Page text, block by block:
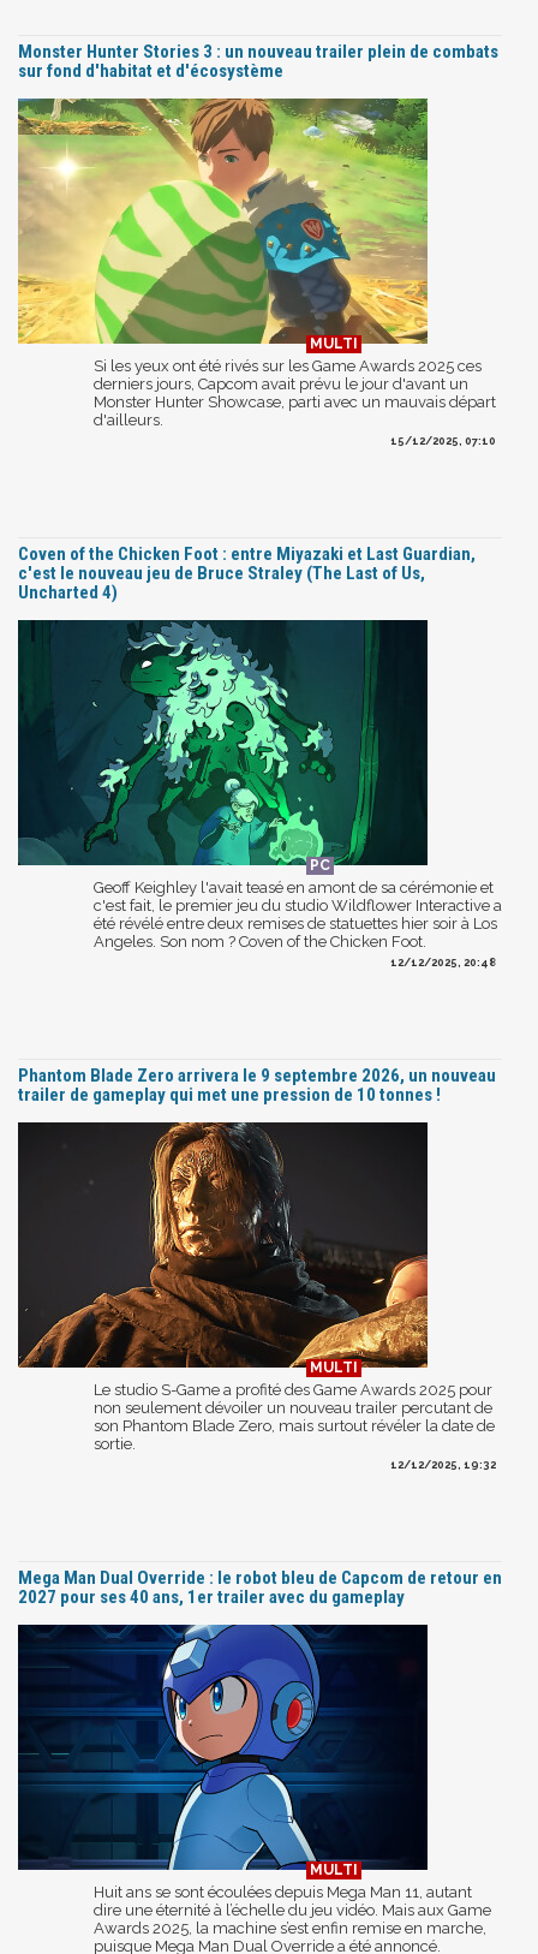
Monster Hunter Stories 3 : un nouveau trailer plein de combats
sur fond d'habitat et d'écosystème
Si les yeux ont été rivés sur les Game Awards 2025 ces
derniers jours, Capcom avait prévu le jour d'avant un
Monster Hunter Showcase, parti avec un mauvais départ
d'ailleurs.
15/12/2025, 07:10
Coven of the Chicken Foot : entre Miyazaki et Last Guardian,
c'est le nouveau jeu de Bruce Straley (The Last of Us,
Uncharted 4)
Geoff Keighley l'avait teasé en amont de sa cérémonie et
c'est fait, le premier jeu du studio Wildflower Interactive a
été révélé entre deux remises de statuettes hier soir à Los
Angeles. Son nom ? Coven of the Chicken Foot.
12/12/2025, 20:48
Phantom Blade Zero arrivera le 9 septembre 2026, un nouveau
trailer de gameplay qui met une pression de 10 tonnes !
Le studio S-Game a profité des Game Awards 2025 pour
non seulement dévoiler un nouveau trailer percutant de
son Phantom Blade Zero, mais surtout révéler la date de
sortie.
12/12/2025, 19:32
Mega Man Dual Override : le robot bleu de Capcom de retour en
2027 pour ses 40 ans, 1er trailer avec du gameplay
Huit ans se sont écoulées depuis Mega Man 11, autant
dire une éternité à l’échelle du jeu vidéo. Mais aux Game
Awards 2025, la machine s’est enfin remise en marche,
puisque Mega Man Dual Override a été annoncé.